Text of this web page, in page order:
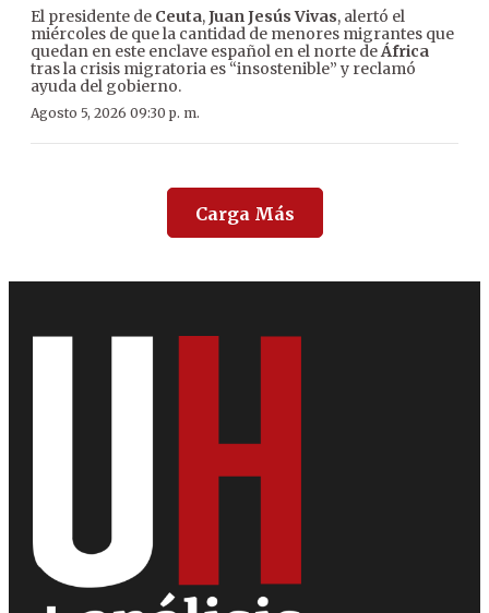
El presidente de Ceuta,Juan Jesús Vivas, alertó el
miércoles de que la cantidad de menores migrantes que
quedan en este enclave español en el norte deÁfrica
tras la crisis migratoria es “insostenible” y reclamó
ayuda del gobierno.
Agosto 5, 2026 09:30 p. m.
Carga Más